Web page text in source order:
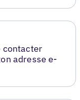
contacter
adresse e-